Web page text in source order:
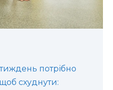
потрібно
схуднути: